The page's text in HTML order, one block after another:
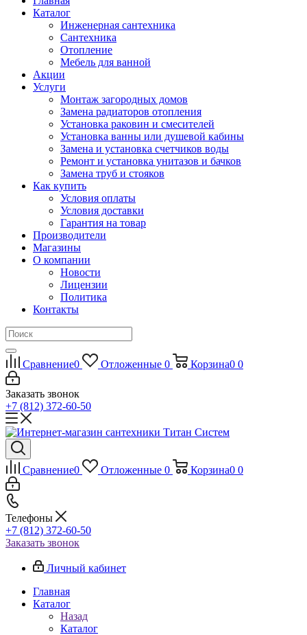
Каталог
Инженерная сантехника
Сантехника
Отопление
Мебель для ванной
Акции
Услуги
Монтаж загородных домов
Замена радиаторов отопления
Установка раковин и смесителей
Установка ванны или душевой кабины
Замена и установка счетчиков воды
Ремонт и установка унитазов и бачков
Замена труб и стояков
Как купить
Условия оплаты
Условия доставки
Гарантия на товар
Производители
Магазины
О компании
Новости
Лицензии
Политика
Контакты
Сравнение0 Отложенные 0 Корзина0 0
Заказать звонок
+7 (812) 372-60-50
Сравнение0 Отложенные 0 Корзина0 0
Телефоны
+7 (812) 372-60-50
Заказать звонок
Личный кабинет
Главная
Каталог
Назад
Каталог